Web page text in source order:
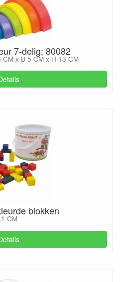
7-delig; 80082
x B 5 CM x H 13 CM
blokken
CM